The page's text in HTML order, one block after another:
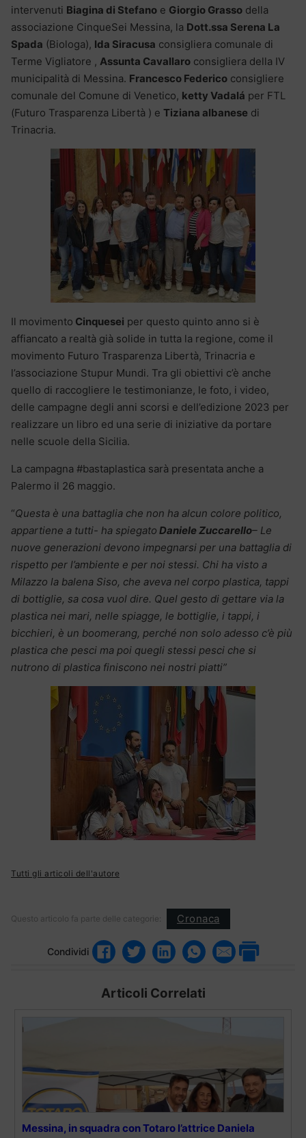
intervenuti Biagina di Stefano e Giorgio Grasso della
associazione CinqueSei Messina, la Dott.ssa Serena La
Spada (Biologa), Ida Siracusa consigliera comunale di
Terme Vigliatore , Assunta Cavallaro consigliera della IV
municipalità di Messina. Francesco Federico consigliere
comunale del Comune di Venetico, ketty Vadalá per FTL
(Futuro Trasparenza Libertà ) e Tiziana albanese di
Trinacria.
Il movimento Cinquesei per questo quinto anno si è
affiancato a realtà già solide in tutta la regione, come il
movimento Futuro Trasparenza Libertà, Trinacria e
l’associazione Stupur Mundi. Tra gli obiettivi c’è anche
quello di raccogliere le testimonianze, le foto, i video,
delle campagne degli anni scorsi e dell’edizione 2023 per
realizzare un libro ed una serie di iniziative da portare
nelle scuole della Sicilia.
La campagna #bastaplastica sarà presentata anche a
Palermo il 26 maggio.
“Questa è una battaglia che non ha alcun colore politico,
appartiene a tutti- ha spiegato Daniele Zuccarello– Le
nuove generazioni devono impegnarsi per una battaglia di
rispetto per l’ambiente e per noi stessi. Chi ha visto a
Milazzo la balena Siso, che aveva nel corpo plastica, tappi
di bottiglie, sa cosa vuol dire. Quel gesto di gettare via la
plastica nei mari, nelle spiagge, le bottiglie, i tappi, i
bicchieri, è un boomerang, perché non solo adesso c’è più
plastica che pesci ma poi quegli stessi pesci che si
nutrono di plastica finiscono nei nostri piatti”
Tutti gli articoli dell'autore
Questo articolo fa parte delle categorie: Cronaca
Condividi
Articoli Correlati
Messina, in squadra con Totaro l’attrice Daniela